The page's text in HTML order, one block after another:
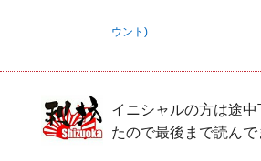
ウント)
イニシャルの方は途
たので最後まで読ん